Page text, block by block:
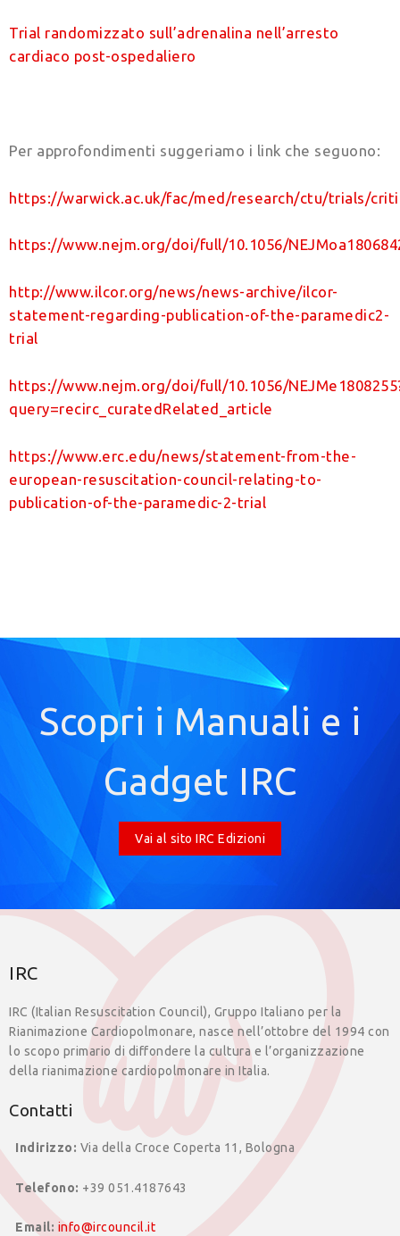
Trial randomizzato sull’adrenalina nell’arresto
cardiaco post-ospedaliero
Per approfondimenti suggeriamo i link che seguono:
https://warwick.ac.uk/fac/med/research/ctu/trials/
https://www.nejm.org/doi/full/10.1056/
http://www.ilcor.org/news/news-archive/ilcor-
statement-regarding-publication-of-the-paramedic2-
trial
https://www.nejm.org/doi/full/10.1056/
query=recirc_curatedRelated_article
https://www.erc.edu/news/statement-from-the-
european-resuscitation-council-relating-to-
publication-of-the-paramedic-2-trial
Scopri i Manuali e i
Gadget IRC
Vai al sito IRC Edizioni
IRC
IRC (Italian Resuscitation Council), Gruppo Italiano per la
Rianimazione Cardiopolmonare, nasce nell’ottobre del 1994 con
lo scopo primario di diffondere la cultura e l’organizzazione
della rianimazione cardiopolmonare in Italia.
Contatti
Indirizzo: Via della Croce Coperta 11, Bologna
Telefono: +39 051.4187643
Email: info@ircouncil.it